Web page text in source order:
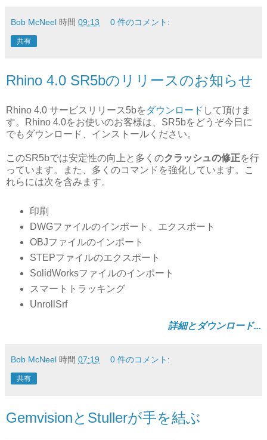
Bob McNeel 時間 09:13 0 件のコメント:
共有
Rhino 4.0 SR5bのリリースのお知らせ
Rhino 4.0 サービスリリース5bを ダウンロード して頂けま
す。Rhino 4.0をお使いのお客様は、SR5bをどうぞ今日に
でもダウンロード、インストールください。
このSR5bでは安定性の向上と多くのクラッシュの修正を行
っています。また、多くのコマンドを強化しています。こ
れらには次を含みます。
印刷
DWGファイルのインポート、エクスポート
OBJファイルのインポート
STEPファイルのエクスポート
SolidWorksファイルのインポート
スマートトラッキング
UnrollSrf
詳細とダウンロード...
Bob McNeel 時間 07:19 0 件のコメント:
共有
GemvisionとStullerが手を結ぶ